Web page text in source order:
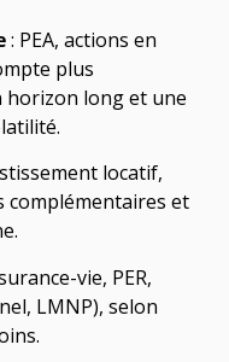
: PEA, actions en
plus
horizon long et une
locatif,
complémentaires et
vie, PER,
LMNP), selon